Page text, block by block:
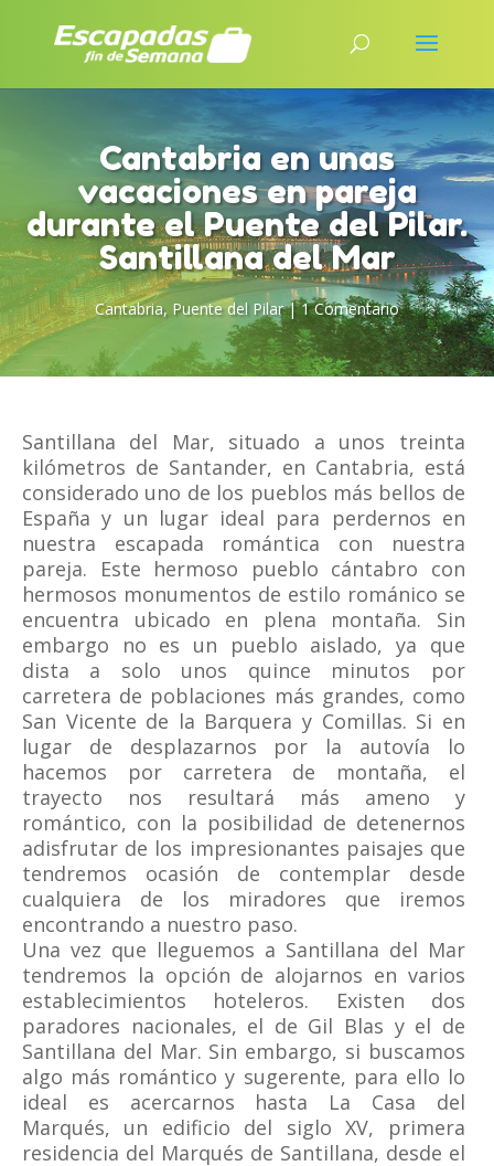
Cantabria en unas
vacaciones en pareja
durante el Puente del Pilar.
Santillana del Mar
Cantabria, Puente del Pilar|1 Comentario
Santillana del Mar, situado a unos treinta
kilómetros de Santander, en Cantabria, está
considerado uno de los pueblos más bellos de
España y un lugar ideal para perdernos en
nuestra escapada romántica con nuestra
pareja. Este hermoso pueblo cántabro con
hermosos monumentos de estilo románico se
encuentra ubicado en plena montaña. Sin
embargo no es un pueblo aislado, ya que
dista a solo unos quince minutos por
carretera de poblaciones más grandes, como
San Vicente de la Barquera y Comillas. Si en
lugar de desplazarnos por la autovía lo
hacemos por carretera de montaña, el
trayecto nos resultará más ameno y
romántico, con la posibilidad de detenernos
adisfrutar de los impresionantes paisajes que
tendremos ocasión de contemplar desde
cualquiera de los miradores que iremos
encontrando a nuestro paso.
Una vez que lleguemos a Santillana del Mar
tendremos la opción de alojarnos en varios
establecimientos hoteleros. Existen dos
paradores nacionales, el de Gil Blas y el de
Santillana del Mar. Sin embargo, si buscamos
algo más romántico y sugerente, para ello lo
ideal es acercarnos hasta La Casa del
Marqués, un edificio del siglo XV, primera
residencia del Marqués de Santillana, desde el